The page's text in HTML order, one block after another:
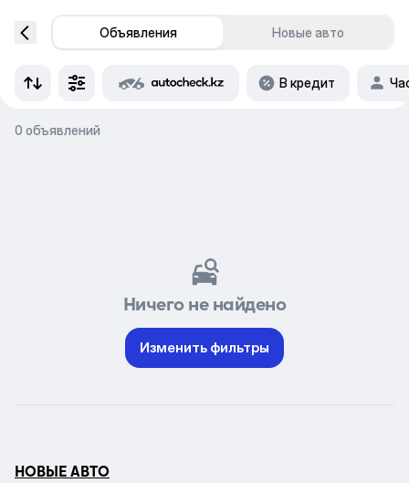
Объявления Новые авто
В кредит
0 объявлений
Ничего не найдено
Изменить фильтры
НОВЫЕ АВТО